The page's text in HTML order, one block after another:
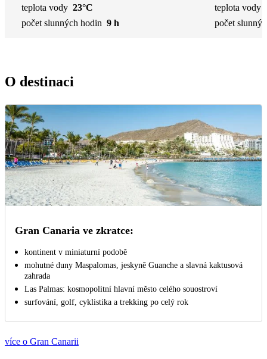
teplota vody 23°C
počet slunných hodin 9 h
teplota vody
počet
O destinaci
Gran Canaria ve zkratce:
kontinent v miniaturní podobě
mohutné duny Maspalomas, jeskyně Guanche a slavná kaktusová
zahrada
Las Palmas: kosmopolitní hlavní město celého souostroví
surfování, golf, cyklistika a trekking po celý rok
více o Gran Canarii